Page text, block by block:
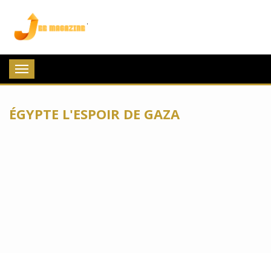
Toggle
navigation
ÉGYPTE L'ESPOIR DE GAZA